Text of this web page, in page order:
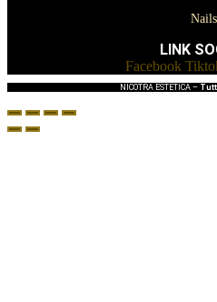
Nails
LINK
Facebook
NICOTRA ESTETICA –